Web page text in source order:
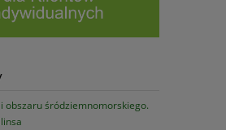
obszaru śródziemnomorskiego.